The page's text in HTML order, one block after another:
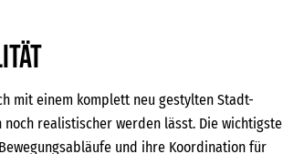
mit einem komplett neu gestylten Stadt-
realistischer werden lässt. Die wichtigste
und ihre Koordination für